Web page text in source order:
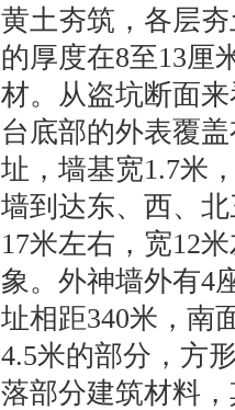
黄土夯筑，各层
的厚度在8至13厘
材。从盗坑断面
台底部的外表覆
址，墙基宽1.7米
墙到达东、西、
17米左右，宽12
象。外神墙外有4
址相距340米，南
4.5米的部分，方
落部分建筑材料